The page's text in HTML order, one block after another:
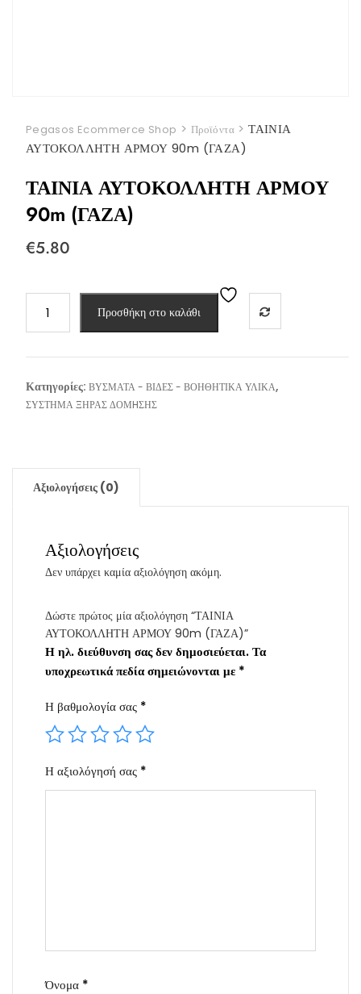
Pegasos Ecommerce Shop > Προϊόντα>ΤΑΙΝΙΑ
ΑΥΤΟΚΟΛΛΗΤΗ ΑΡΜΟΥ 90m (ΓΑΖΑ)
ΤΑΙΝΙΑ ΑΥΤΟΚΟΛΛΗΤΗ ΑΡΜΟΥ
90m (ΓΑΖΑ)
€5.80
ΑΥΤΟΚΟΛΛΗΤΗ
90m
(ΓΑΖΑ)
ποσότητα
Προσθήκη στο καλάθι
Κατηγορίες: ΒΥΣΜΑΤΑ - ΒΙΔΕΣ - ΒΟΗΘΗΤΙΚΑ ΥΛΙΚΑ,
ΣΥΣΤΗΜΑ ΞΗΡΑΣ ΔΟΜHΣΗΣ
Αξιολογήσεις (0)
Αξιολογήσεις
Δεν υπάρχει καμία αξιολόγηση ακόμη.
Δώστε πρώτος μία αξιολόγηση “ΤΑΙΝΙΑ
ΑΥΤΟΚΟΛΛΗΤΗ ΑΡΜΟΥ 90m (ΓΑΖΑ)”
Η ηλ. διεύθυνση σας δεν δημοσιεύεται.Τα
υποχρεωτικά πεδία σημειώνονται με *
Η βαθμολογία σας *
Η αξιολόγησή σας *
Όνομα *